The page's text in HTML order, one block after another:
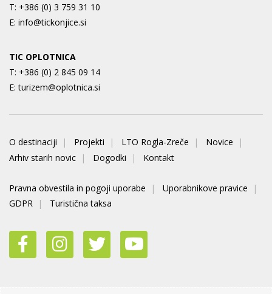
T: +386 (0) 3 759 31 10
E: info@tickonjice.si
TIC OPLOTNICA
T: +386 (0) 2 845 09 14
E:turizem@oplotnica.si
O destinaciji Projekti LTO Rogla-Zreče
Novice
Arhiv starih novic
Dogodki Kontakt
Pravna obvestila in pogoji uporabe
Uporabnikove pravice
GDPR
Turistična taksa